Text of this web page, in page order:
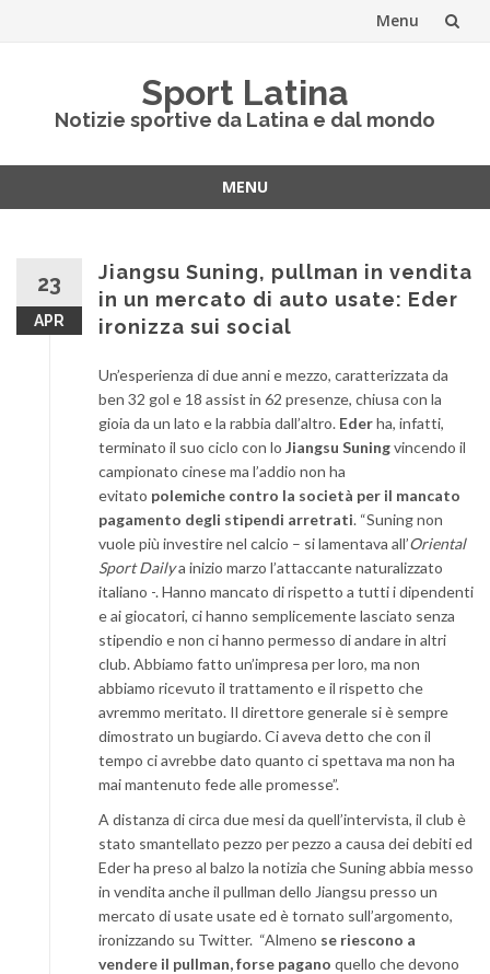
Menu
Sport Latina
Notizie sportive da Latina e dal mondo
MENU
23
APR
Jiangsu Suning, pullman in vendita
in un mercato di auto usate: Eder
ironizza sui social
Un’esperienza di due anni e mezzo, caratterizzata da
ben 32 gol e 18 assist in 62 presenze, chiusa con la
gioia da un lato e la rabbia dall’altro. Ederha, infatti,
terminato il suo ciclo con lo Jiangsu Suningvincendo il
campionato cinese ma l’addio non ha
evitato polemiche contro la società per il mancato
pagamento degli stipendi arretrati. “Suning non
vuole più investire nel calcio – si lamentava all’Oriental
Sport Dailya inizio marzo l’attaccante naturalizzato
italiano -. Hanno mancato di rispetto a tutti i dipendenti
e ai giocatori, ci hanno semplicemente lasciato senza
stipendio e non ci hanno permesso di andare in altri
club. Abbiamo fatto un’impresa per loro, ma non
abbiamo ricevuto il trattamento e il rispetto che
avremmo meritato. Il direttore generale si è sempre
dimostrato un bugiardo. Ci aveva detto che con il
tempo ci avrebbe dato quanto ci spettava ma non ha
mai mantenuto fede alle promesse”.
A distanza di circa due mesi da quell’intervista, il club è
stato smantellato pezzo per pezzo a causa dei debiti ed
Eder ha preso al balzo la notizia che Suning abbia messo
in vendita anche il pullman dello Jiangsu presso un
mercato di usate usate ed è tornato sull’argomento,
ironizzando su Twitter. “Almeno se riescono a
vendere il pullman, forse pagano quello che devono